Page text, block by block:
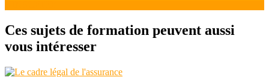
Ces sujets de formation peuvent aussi
vous intéresser